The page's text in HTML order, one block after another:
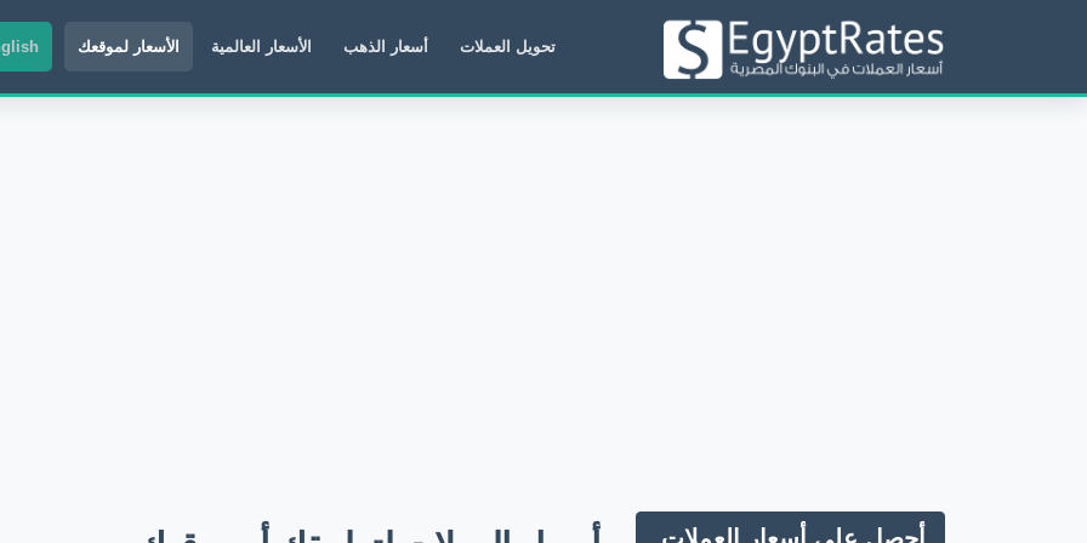
تحويل العملات أسعار الذهب الأسعار العالمية الأسعار لموقعك